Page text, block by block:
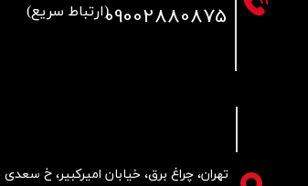
تهران، چراغ برق، خیابان امیرکبیر، خ
09002880875(ارتباط سریع)